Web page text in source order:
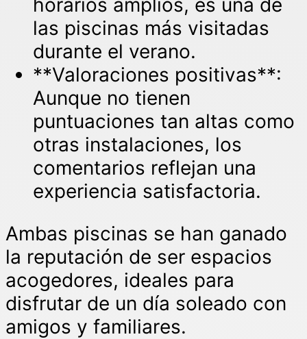
las piscinas más visitadas
durante el verano.
**Valoraciones positivas**:
Aunque no tienen
puntuaciones tan altas como
otras instalaciones, los
comentarios reflejan una
experiencia satisfactoria.
Ambas piscinas se han ganado
la reputación de ser espacios
acogedores, ideales para
disfrutar de un día soleado con
amigos y familiares.